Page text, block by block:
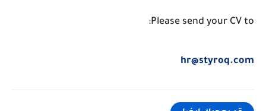
Please send your CV to:
hr@styroq.com